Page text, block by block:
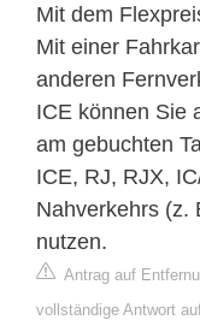
Mit dem
Mit einer
anderen
ICE können Sie
am gebuchten
ICE, RJ, RJX,
Nahverkehrs (z.
nutzen.
Antrag auf
vollständige Antwort